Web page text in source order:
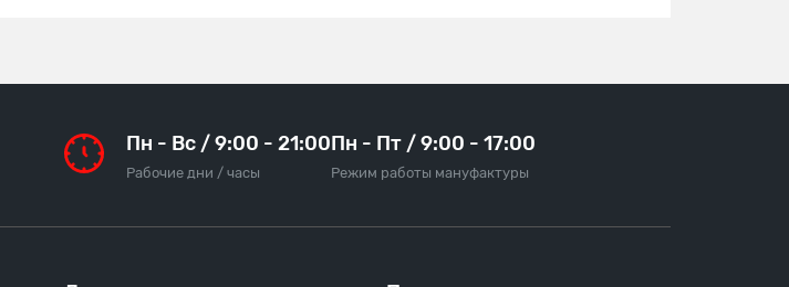
Пн - Вс / 9:00 - 21:00
Рабочие дни / часы
Пн - Пт / 9:00 - 17:00
Режим работы мануфактуры